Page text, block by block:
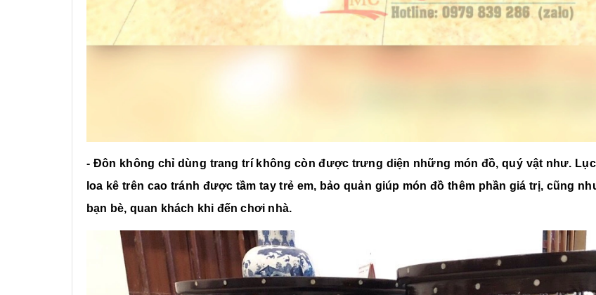
- Đôn không chỉ dùng trang trí không còn được trưng diện những món đồ, quý vật như.
loa kê trên cao tránh được tầm tay trẻ em, bảo quản giúp món đồ thêm phần giá trị, cũng
bạn bè, quan khách khi đến chơi nhà.